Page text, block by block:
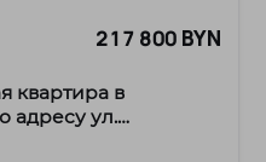
217 800 BYN
квартира в
адресу ул.